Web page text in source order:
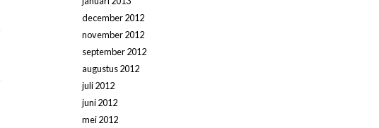
december 2012
november 2012
september 2012
augustus 2012
juli 2012
juni 2012
mei 2012